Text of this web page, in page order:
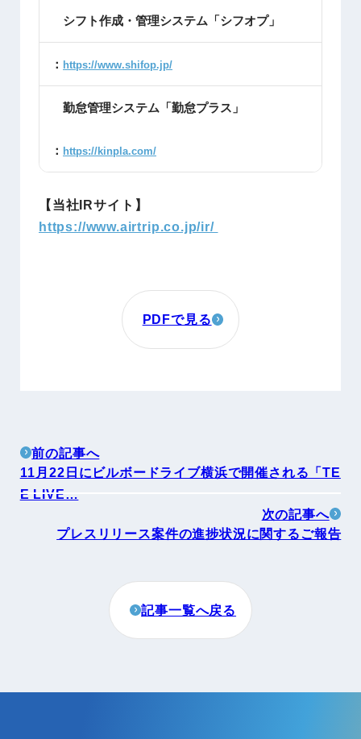
シフト作成・管理システム「シフオプ」
： https://www.shifop.jp/
勤怠管理システム「勤怠プラス」
： https://kinpla.com/
【当社IRサイト】
https://www.airtrip.co.jp/ir/
PDFで見る
前の記事へ
11月22日にビルボードライブ横浜で開催される「TE
E LIVE…
次の記事へ
プレスリリース案件の進捗状況に関するご報告
記事一覧へ戻る